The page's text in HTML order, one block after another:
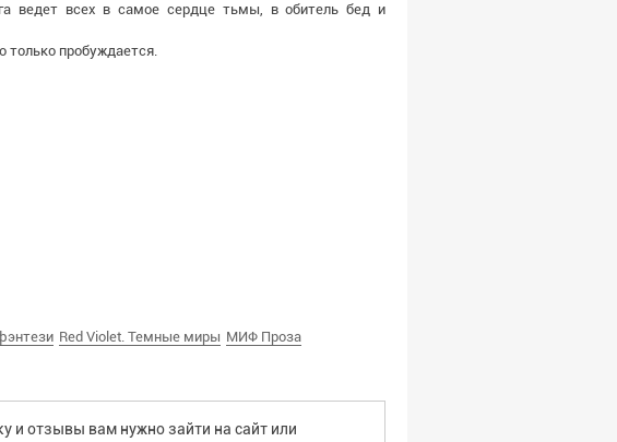
ведет всех в самое сердце тьмы, в обитель бед и
только пробуждается.
Red Violet. Темные миры МИФ Проза
и отзывы вам нужно зайти на сайт или